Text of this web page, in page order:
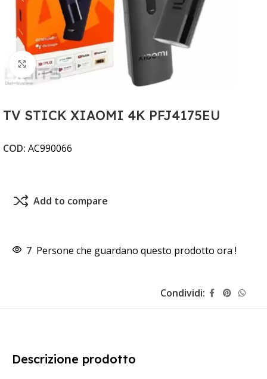
Clicca per ingrandire
TV STICK XIAOMI 4K PFJ4175EU
COD: AC990066
Add to compare
7 Persone che guardano questo prodotto ora !
Condividi:
Descrizione prodotto